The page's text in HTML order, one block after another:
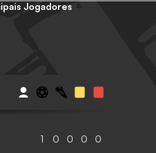
Jogadores
1 0 0 0 0